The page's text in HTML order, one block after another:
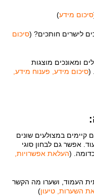
סיכום מידע)
סיכום
ומאונכים מוצגות
(סיכום מידע, פענוח מידע,
קיימים במצולעים שונים
אפשר גם לבחון סוגי
(העלאת אפשרויות,
העמוד, ושערו מה הקשר
השערות, טיעון)